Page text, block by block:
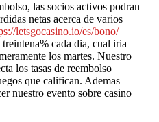
las socios activos podran
netas acerca de varios
letsgocasino.io/es/bono/
cada dia, cual iria
los martes. Nuestro
los tasas de reembolso
que califican. Ademas
nuestro evento sobre casino